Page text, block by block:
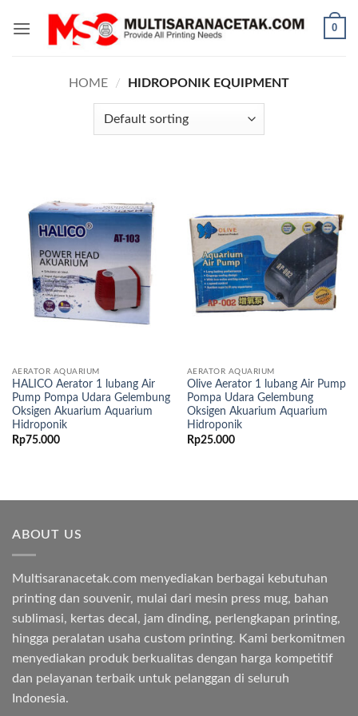
0
HOME / HIDROPONIK EQUIPMENT
AERATOR AQUARIUM
HALICO Aerator 1 lubang Air
Pump Pompa Udara Gelembung
Oksigen Akuarium Aquarium
Hidroponik
Rp75.000
AERATOR AQUARIUM
Olive Aerator 1 lubang Air Pump
Pompa Udara Gelembung
Oksigen Akuarium Aquarium
Hidroponik
Rp25.000
ABOUT US
Multisaranacetak.com menyediakan berbagai kebutuhan
printing dan souvenir, mulai dari mesin press mug, bahan
sublimasi, kertas decal, jam dinding, perlengkapan printing,
hingga peralatan usaha custom printing. Kami berkomitmen
menyediakan produk berkualitas dengan harga kompetitif
dan pelayanan terbaik untuk pelanggan di seluruh
Indonesia.